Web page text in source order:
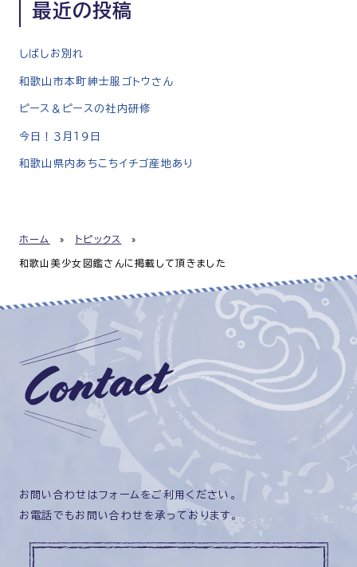
最近の投稿
しばしお別れ
和歌山市本町紳士服ゴトウさん
ピース＆ピースの社内研修
今日！３月１９日
和歌山県内あちこちイチゴ産地あり
ホーム » トピックス »
和歌山美少女図鑑さんに掲載して頂きました
お問い合わせはフォームをご利用ください。
お電話でもお問い合わせを承っております。